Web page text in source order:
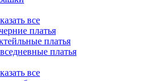
все
платья
платья
платья
все